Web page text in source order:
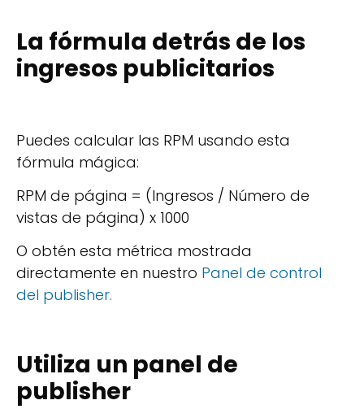
La fórmula detrás de los
ingresos publicitarios
Puedes calcular las RPM usando esta
fórmula mágica:
RPM de página = (Ingresos / Número de
vistas de página) x 1000
O obtén esta métrica mostrada
directamente en nuestro Panel de control
del publisher.
Utiliza un panel de
publisher